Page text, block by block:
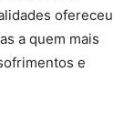
ofereceu
a quem mais
e